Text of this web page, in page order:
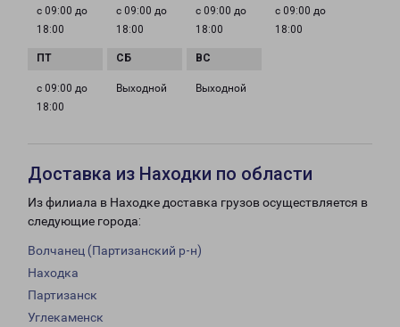
с 09:00 до
18:00
с 09:00 до
18:00
с 09:00 до
18:00
с 09:00 до
18:00
с 09:00 до
18:00
Выходной Выходной
Доставка из Находки по области
Из филиала в Находке доставка грузов осуществляется в
следующие города:
Волчанец (Партизанский р-н)
Находка
Партизанск
Углекаменск